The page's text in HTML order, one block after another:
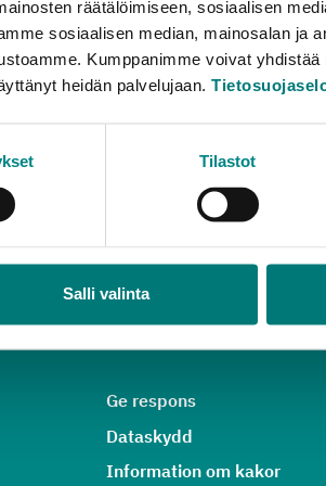
räätälöimiseen, sosiaalisen
sosiaalisen median, mainosalan ja
Kumppanimme voivat
heidän palvelujaan.
Tilastot
Salli valinta
avfall till ekopunkten.
Ge respons
Dataskydd
Information om kakor